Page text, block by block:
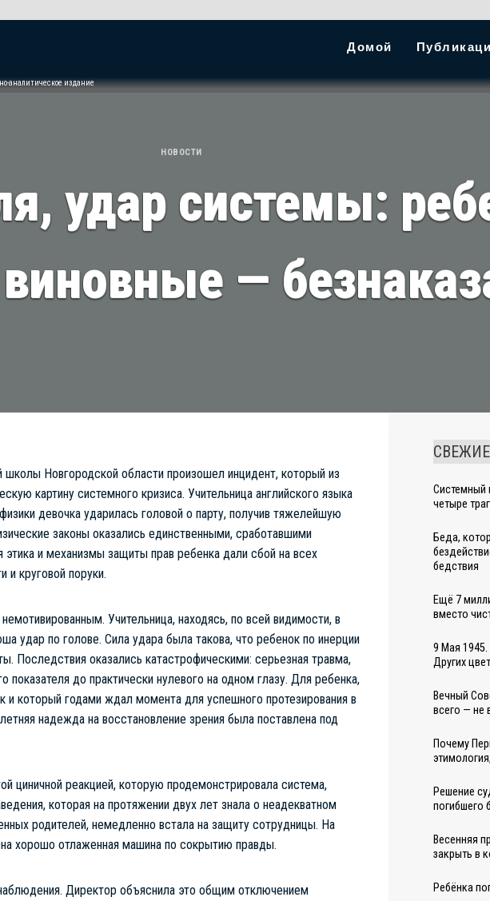
Домой
аналитическое издание
НОВОСТИ
удар системы:
—
Новгородской области произошел инцидент, который из
картину системного кризиса. Учительница английского языка
девочка ударилась головой о парту, получив тяжелейшую
законы оказались единственными, сработавшими
и механизмы защиты прав ребенка дали сбой на всех
и круговой поруки.
Учительница, находясь, по всей видимости, в
удар по голове. Сила удара была такова, что ребенок по инерции
Последствия оказались катастрофическими: серьезная травма,
до практически нулевого на одном глазу. Для ребенка,
который годами ждал момента для успешного протезирования в
надежда на восстановление зрения была поставлена под
циничной реакцией, которую продемонстрировала система,
которая на протяжении двух лет знала о неадекватном
родителей, немедленно встала на защиту сотрудницы. На
хорошо отлаженная машина по сокрытию правды.
Директор объяснила это общим отключением
Системный
четыре
Беда,
бедствия
Ещё 7
вместо
9 Мая
Других
Вечный
всего — не
Почему
Решение
погибшего
Весенняя
закрыть в
Ребёнка